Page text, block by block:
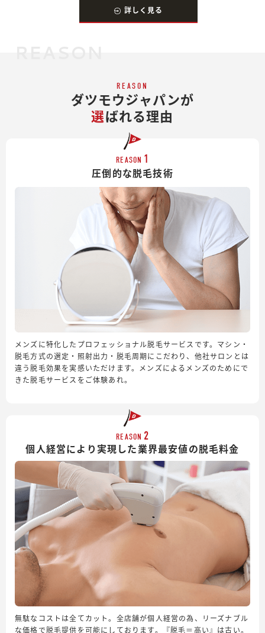
詳しく見る
REASON
ダツモウジャパンが
選ばれる理由
REASON 1
圧倒的な脱毛技術
メンズに特化したプロフェッショナル脱毛サービスです。マシン・
脱毛方式の選定・照射出力・脱毛周期にこだわり、他社サロンとは
違う脱毛効果を実感いただけます。メンズによるメンズのためにで
きた脱毛サービスをご体験あれ。
REASON 2
個人経営により実現した業界最安値の脱毛料金
無駄なコストは全てカット。全店舗が個人経営の為、リーズナブル
な価格で脱毛提供を可能にしております。『脱毛＝高い』は古い。